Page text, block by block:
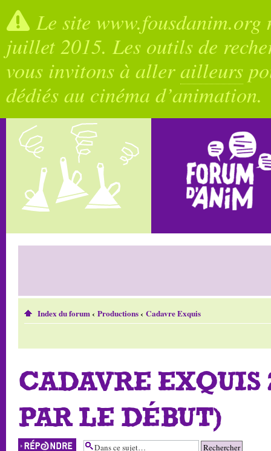
Le site
juillet 2015. Les outils de
vous invitons à allerailleurs
dédiés au cinéma d’animation.
Index du forum‹ Productions‹ Cadavre Exquis
CADAVRE
PAR LE DÉBUT)
Répondre